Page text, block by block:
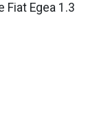
Fiat Egea 1.3